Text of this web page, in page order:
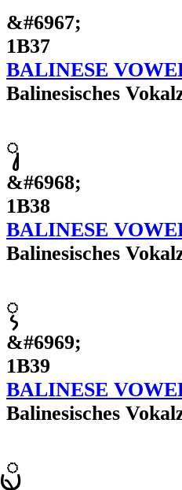
&#6967;
1B37
BALINESE
Balinesisches
ᬸ
&#6968;
1B38
BALINESE
Balinesisches
ᬹ
&#6969;
1B39
BALINESE
Balinesisches
ᬺ